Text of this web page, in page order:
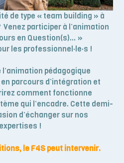
de type « team building » à
participer à l’animation
en Question(s)… »
les professionnel·le·s !
pédagogique
parcours d’intégration et
comment fonctionne
qui l’encadre. Cette demi-
d’échanger sur nos
!
le F4S peut intervenir.